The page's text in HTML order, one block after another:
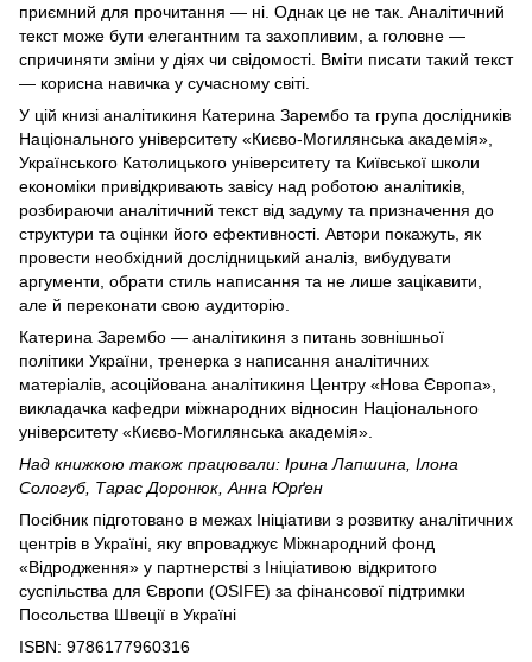
приємний для прочитання — ні. Однак це не так. Аналітичний
текст може бути елегантним та захопливим, а головне —
спричиняти зміни у діях чи свідомості. Вміти писати такий текст
— корисна навичка у сучасному світі.
У цій книзі аналітикиня Катерина Зарембо та група дослідників
Національного університету «Києво-Могилянська академія»,
Українського Католицького університету та Київської школи
економіки привідкривають завісу над роботою аналітиків,
розбираючи аналітичний текст від задуму та призначення до
структури та оцінки його ефективності. Автори покажуть, як
провести необхідний дослідницький аналіз, вибудувати
аргументи, обрати стиль написання та не лише зацікавити,
але й переконати свою аудиторію.
Катерина Зарембо — аналітикиня з питань зовнішньої
політики України, тренерка з написання аналітичних
матеріалів, асоційована аналітикиня Центру «Нова Європа»,
викладачка кафедри міжнародних відносин Національного
університету «Києво-Могилянська академія».
Над книжкою також працювали: Ірина Лапшина, Ілона
Сологуб, Тарас Доронюк, Анна Юрґен
Посібник підготовано в межах Ініціативи з розвитку аналітичних
центрів в Україні, яку впроваджує Міжнародний фонд
«Відродження» у партнерстві з Ініціативою відкритого
суспільства для Європи (OSIFE) за фінансової підтримки
Посольства Швеції в Україні
ISBN: 9786177960316